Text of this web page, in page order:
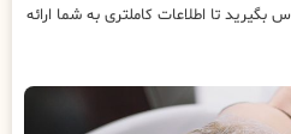
تا اطلاعات کاملتری به شما ارائه